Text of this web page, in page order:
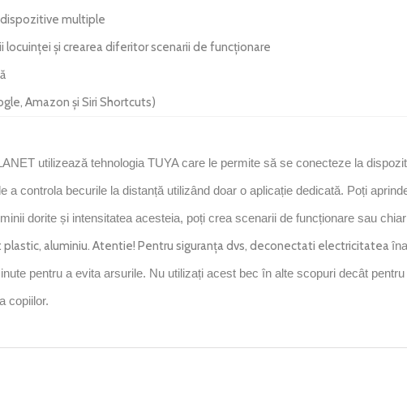
multiple
și crearea diferitor scenarii de funcționare
Amazon și Siri Shortcuts)
utilizează tehnologia TUYA care le permite să se conecteze la
a controla becurile la distanță utilizând doar o aplicație dedicată. Poți
dorite și intensitatea acesteia, poți crea scenarii de funcționare sau
aluminiu. Atentie! Pentru siguranța dvs, deconectati electricitatea
pentru a evita arsurile. Nu utilizați acest bec în alte scopuri decât
copiilor.